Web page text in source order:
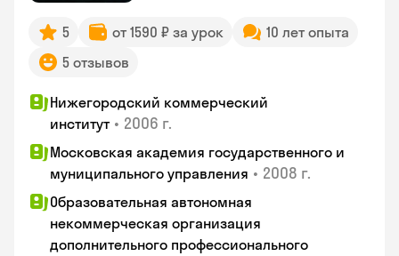
5 от 1590 ₽ за урок
10 лет опыта
5 отзывов
Нижегородский коммерческий
институт • 2006 г.
Московская академия государственного и
муниципального управления • 2008 г.
Образовательная автономная
некоммерческая организация
дополнительного профессионального